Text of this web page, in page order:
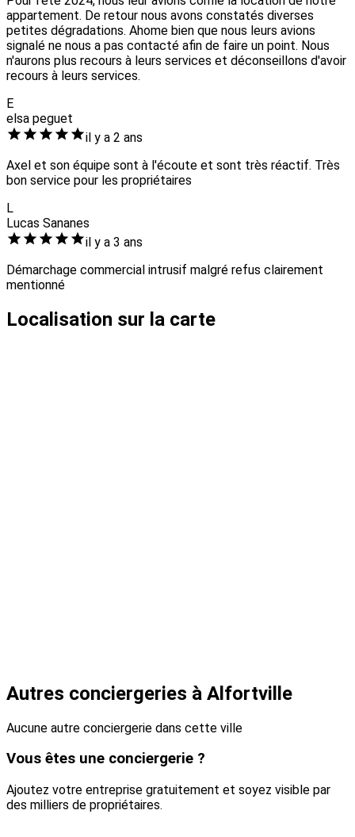
appartement. De retour nous avons constatés diverses
petites dégradations. Ahome bien que nous leurs avions
signalé ne nous a pas contacté afin de faire un point. Nous
n'aurons plus recours à leurs services et déconseillons d'avoir
recours à leurs services.
E
elsa peguet
il y a 2 ans
Axel et son équipe sont à l'écoute et sont très réactif. Très
bon service pour les propriétaires
L
Lucas Sananes
il y a 3 ans
Démarchage commercial intrusif malgré refus clairement
mentionné
Localisation sur la carte
Autres conciergeries à Alfortville
Aucune autre conciergerie dans cette ville
Vous êtes une conciergerie ?
Ajoutez votre entreprise gratuitement et soyez visible par
des milliers de propriétaires.